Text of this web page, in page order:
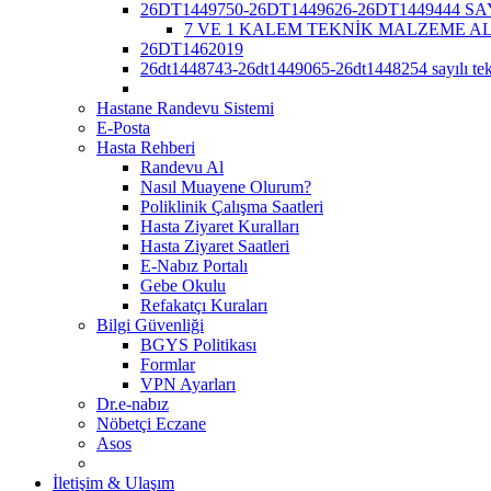
26DT1449750-26DT1449626-26DT1449444
7 VE 1 KALEM TEKNİK MALZEME
26DT1462019
26dt1448743-26dt1449065-26dt1448254 sayılı
Hastane Randevu Sistemi
E-Posta
Hasta Rehberi
Randevu Al
Nasıl Muayene Olurum?
Poliklinik Çalışma Saatleri
Hasta Ziyaret Kuralları
Hasta Ziyaret Saatleri
E-Nabız Portalı
Gebe Okulu
Refakatçı Kuraları
Bilgi Güvenliği
BGYS Politikası
Formlar
VPN Ayarları
Dr.e-nabız
Nöbetçi Eczane
Asos
İletişim & Ulaşım